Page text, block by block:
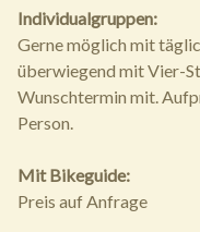
Individualgruppen:
Gerne möglich mit
überwiegend mit Vier-
Wunschtermin mit.
Person.
Mit Bikeguide:
Preis auf Anfrage